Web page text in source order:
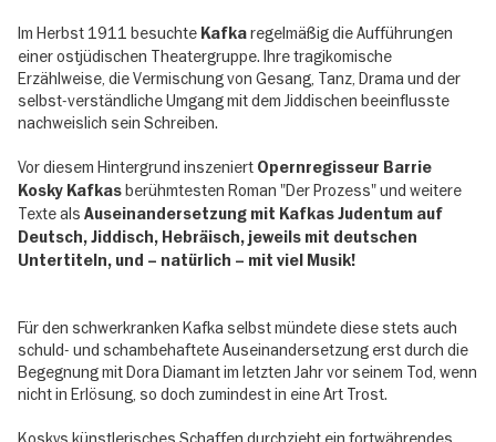
Im Herbst 1911 besuchte Kafkaregelmäßig die Aufführungen
einer ostjüdischen Theatergruppe. Ihre tragikomische
Erzählweise, die Vermischung von Gesang, Tanz, Drama und der
selbst-verständliche Umgang mit dem Jiddischen beeinflusste
nachweislich sein Schreiben.
Vor diesem Hintergrund inszeniert Opernregisseur Barrie
Kosky Kafkasberühmtesten Roman "Der Prozess" und weitere
Texte als Auseinandersetzung mit Kafkas Judentum auf
Deutsch, Jiddisch, Hebräisch, jeweils mit deutschen
Untertiteln, und – natürlich – mit viel Musik!
Für den schwerkranken Kafka selbst mündete diese stets auch
schuld- und schambehaftete Auseinandersetzung erst durch die
Begegnung mit Dora Diamant im letzten Jahr vor seinem Tod, wenn
nicht in Erlösung, so doch zumindest in eine Art Trost.